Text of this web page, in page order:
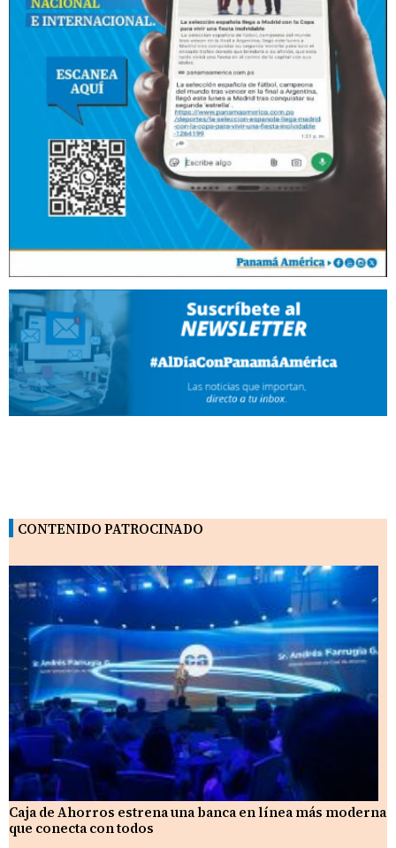
CONTENIDO PATROCINADO
Caja de Ahorros estrena una banca en línea más moderna
que conecta con todos